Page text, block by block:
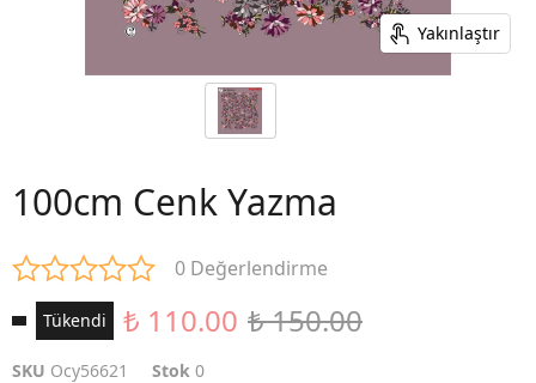
Yakınlaştır
100cm Cenk Yazma
0 Değerlendirme
Tükendi ₺ 110.00 ₺ 150.00
SKU Ocy56621 Stok 0